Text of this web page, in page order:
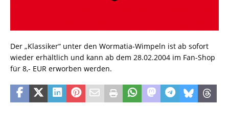
Der „Klassiker“ unter den Wormatia-Wimpeln ist ab sofort
wieder erhältlich und kann ab dem 28.02.2004 im Fan-Shop
für 8,- EUR erworben werden.